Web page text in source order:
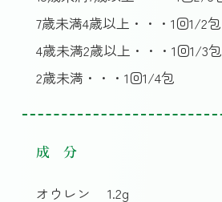
7歳未満4歳以上・・・1回1/2包
4歳未満2歳以上・・・1回1/3包
2歳未満・・・1回1/4包
成 分
オウレン
1.2g